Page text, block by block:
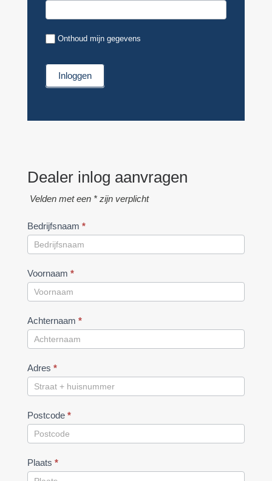
Onthoud mijn gegevens
Dealer inlog aanvragen
Velden met een * zijn verplicht
Bedrijfsnaam *
Voornaam *
Achternaam *
Adres *
Postcode *
Plaats *